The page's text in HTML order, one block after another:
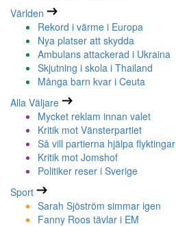
Världen
Rekord i värme i Europa
Nya platser att skydda
Ambulans attackerad i Ukraina
Skjutning i skola i Thailand
Många barn kvar i Ceuta
Alla Väljare
Mycket reklam innan valet
Kritik mot Vänsterpartiet
Så vill partierna hjälpa flyktingar
Kritik mot Jomshof
Politiker reser i Sverige
Sport
Sarah Sjöström simmar igen
Fanny Roos tävlar i EM